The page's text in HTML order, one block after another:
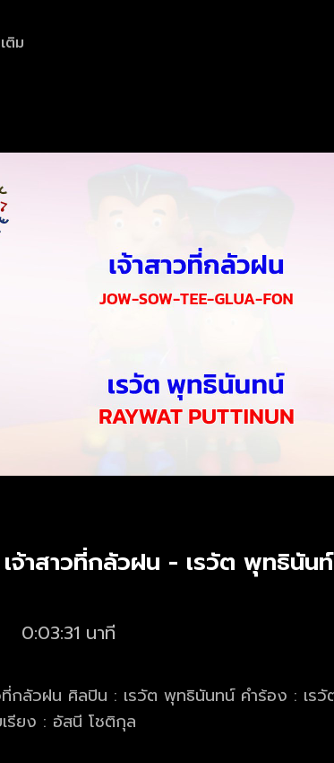
ติม
เจ้าสาวที่กลัวฝน - เรวัต พุทธินันท์
0:03:31 นาที
อัสนี โชติกุล เรียบเรียง : อัสนี โชติกุล